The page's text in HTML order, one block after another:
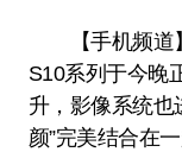
【手机频道】备受期待的轻薄自拍旗舰vivo
S10系列于今晚
升，影像系统也
颜”完美结合在